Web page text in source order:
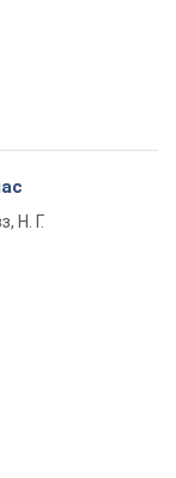
Н. Г.